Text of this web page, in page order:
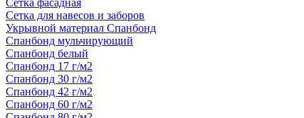
Сетка фасадная
Сетка для навесов и заборов
Укрывной материал Спанбонд
Спанбонд мульчирующий
Спанбонд белый
Спанбонд 17 г/м2
Спанбонд 30 г/м2
Спанбонд 42 г/м2
Спанбонд 60 г/м2